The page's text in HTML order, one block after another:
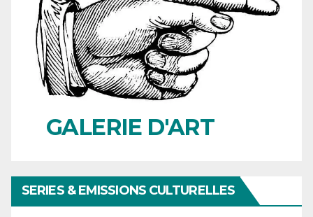
GALERIE D'ART
SERIES & EMISSIONS CULTURELLES